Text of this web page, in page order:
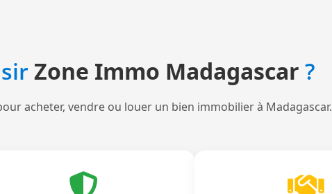
Zone Immo Madagascar ?
acheter, vendre ou louer un bien immobilier à Madagascar.